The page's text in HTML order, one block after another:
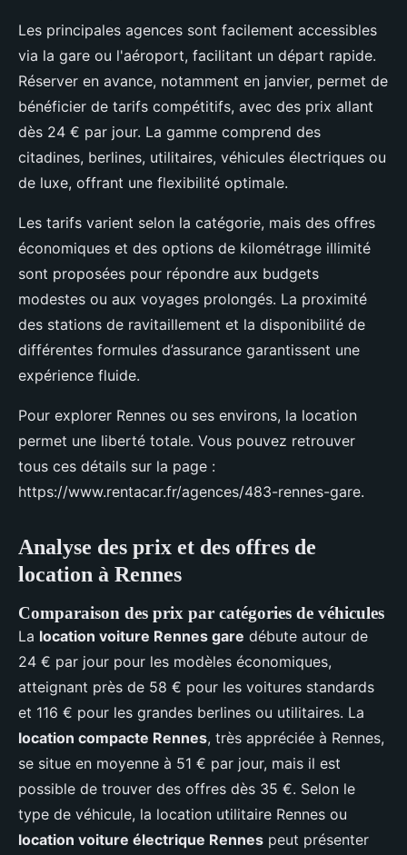
Les principales agences sont facilement accessibles
via la gare ou l'aéroport, facilitant un départ rapide.
Réserver en avance, notamment en janvier, permet de
bénéficier de tarifs compétitifs, avec des prix allant
dès 24 € par jour. La gamme comprend des
citadines, berlines, utilitaires, véhicules électriques ou
de luxe, offrant une flexibilité optimale.
Les tarifs varient selon la catégorie, mais des offres
économiques et des options de kilométrage illimité
sont proposées pour répondre aux budgets
modestes ou aux voyages prolongés. La proximité
des stations de ravitaillement et la disponibilité de
différentes formules d’assurance garantissent une
expérience fluide.
Pour explorer Rennes ou ses environs, la location
permet une liberté totale. Vous pouvez retrouver
tous ces détails sur la page :
https://www.rentacar.fr/agences/483-rennes-gare.
Analyse des prix et des offres de
location à Rennes
Comparaison des prix par catégories de véhicules
La location voiture Rennes gare débute autour de
24 € par jour pour les modèles économiques,
atteignant près de 58 € pour les voitures standards
et 116 € pour les grandes berlines ou utilitaires. La
location compacte Rennes, très appréciée à Rennes,
se situe en moyenne à 51 € par jour, mais il est
possible de trouver des offres dès 35 €. Selon le
type de véhicule, la location utilitaire Rennes ou
location voiture électrique Rennes peut présenter